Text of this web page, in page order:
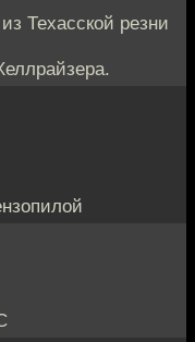
Техасской резни